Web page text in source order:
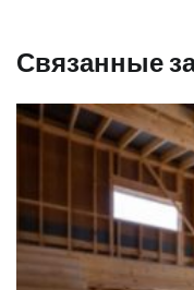
Связанные